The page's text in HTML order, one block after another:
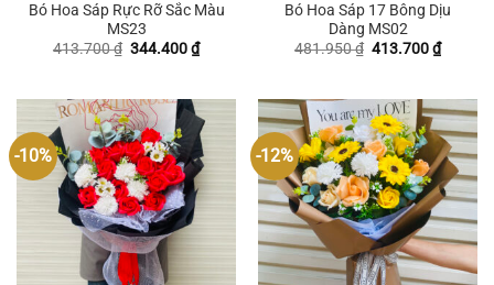
Bó Hoa Sáp Rực Rỡ Sắc Màu
MS23
413.700₫ Giá
344.400₫Giá
hiện
344.400 ₫.
Bó Hoa Sáp 17 Bông Dịu
Dàng MS02
481.950₫ Giá
413.700₫Giá
hiện
-10% -12%